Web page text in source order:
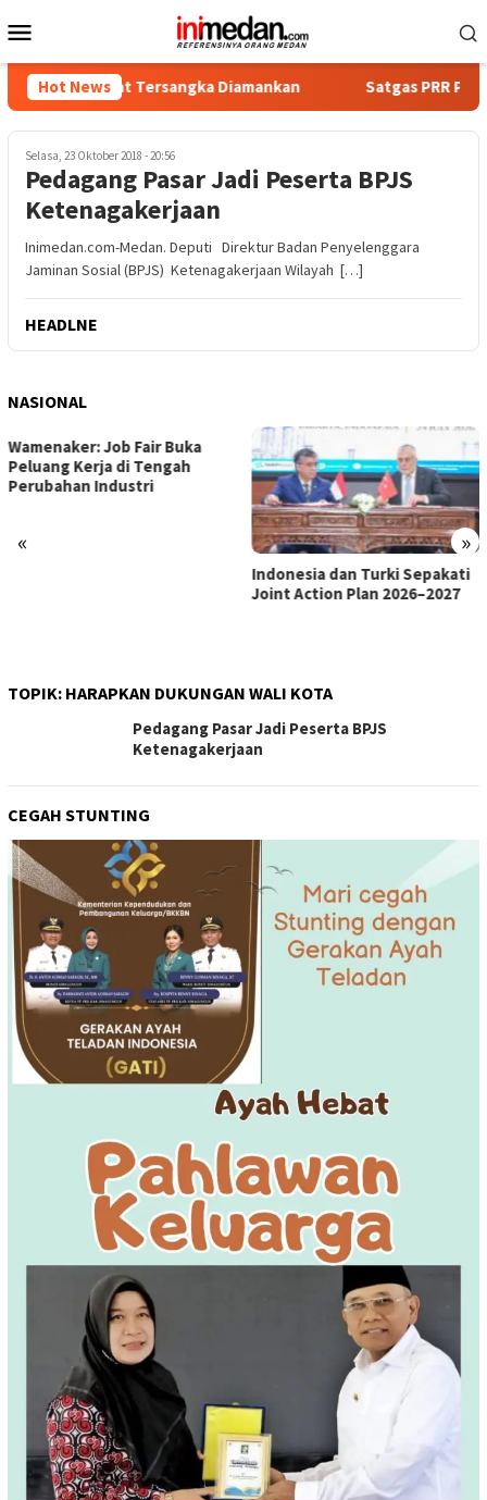
ke
Mobile
Hot News
Empat Tersangka Diamankan Satgas PRR Pacu
Selasa, 23 Oktober 2018 - 20:56
Pedagang Pasar Jadi Peserta BPJS
Ketenagakerjaan
Inimedan.com-Medan. Deputi Direktur Badan Penyelenggara
Jaminan Sosial (BPJS) Ketenagakerjaan Wilayah […]
HEADLNE
NASIONAL
« »
Satgas PRR Pacu Realisasi
Tambahan TKD Aceh Rp1,65
TOPIK: HARAPKAN DUKUNGAN WALI KOTA
Pedagang Pasar Jadi Peserta BPJS
Ketenagakerjaan
CEGAH STUNTING